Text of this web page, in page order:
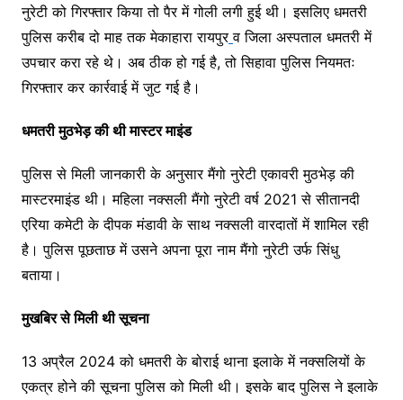
नुरेटी को गिरफ्तार किया तो पैर में गोली लगी हुई थी। इसलिए धमतरी
पुलिस करीब दो माह तक मेकाहारा रायपुर व जिला अस्पताल धमतरी में
उपचार करा रहे थे। अब ठीक हो गई है, तो सिहावा पुलिस नियमतः
गिरफ्तार कर कार्रवाई में जुट गई है।
धमतरी मुठभेड़ की थी मास्टर माइंड
पुलिस से मिली जानकारी के अनुसार मैंगो नुरेटी एकावरी मुठभेड़ की
मास्टरमाइंड थी। महिला नक्सली मैंगो नुरेटी वर्ष 2021 से सीतानदी
एरिया कमेटी के दीपक मंडावी के साथ नक्सली वारदातों में शामिल रही
है। पुलिस पूछताछ में उसने अपना पूरा नाम मैंगो नुरेटी उर्फ सिंधु
बताया।
मुखबिर से मिली थी सूचना
13 अप्रैल 2024 को धमतरी के बोराई थाना इलाके में नक्सलियों के
एकत्र होने की सूचना पुलिस को मिली थी। इसके बाद पुलिस ने इलाके